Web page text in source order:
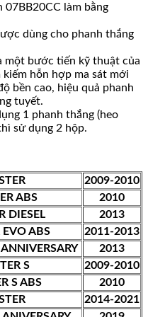
07BB20CC làm bằng
dùng cho phanh thắng
một bước tiến kỹ thuật của
hỗn hợp ma sát mới
bền cao, hiệu quả phanh
tuyết.
1 phanh thắng (heo
sử dụng 2 hộp.
2009-2010
ABS
2010
DIESEL
2013
EVO ABS
2011-2013
2013
S
2009-2010
S ABS
2010
2014-2021